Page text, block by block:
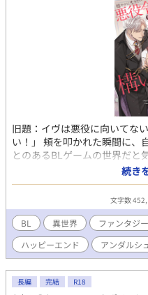
旧題：イヴは悪役に向いてな
い！」 頬を叩かれた瞬間に、
とのあるBLゲームの世界だと
で婚約破棄を言い渡され、棄
来るタイミングではなかった
に、という思いも、誰も助け
ど、婚約破棄や周囲の視線な
されることが出来るなら。
受 ※攻同士でのキス有 ※R18
多いため表を作りましたが読
ならないよう人物追加時にメ
賞奨励賞頂きました、投票閲
※番外編として書いた「伊吹
続き
文字数
BL 異世界 ファンタジー
ハッピーエンド
アンダルシュ
長編 完結 R18